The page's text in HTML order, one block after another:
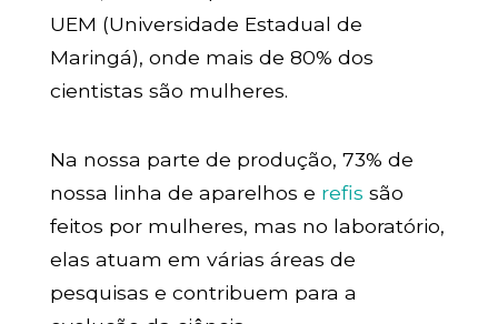
UEM (Universidade Estadual de
Maringá), onde mais de 80% dos
cientistas são mulheres.
Na nossa parte de produção, 73% de
nossa linha de aparelhos e refis são
feitos por mulheres, mas no laboratório,
elas atuam em várias áreas de
pesquisas e contribuem para a